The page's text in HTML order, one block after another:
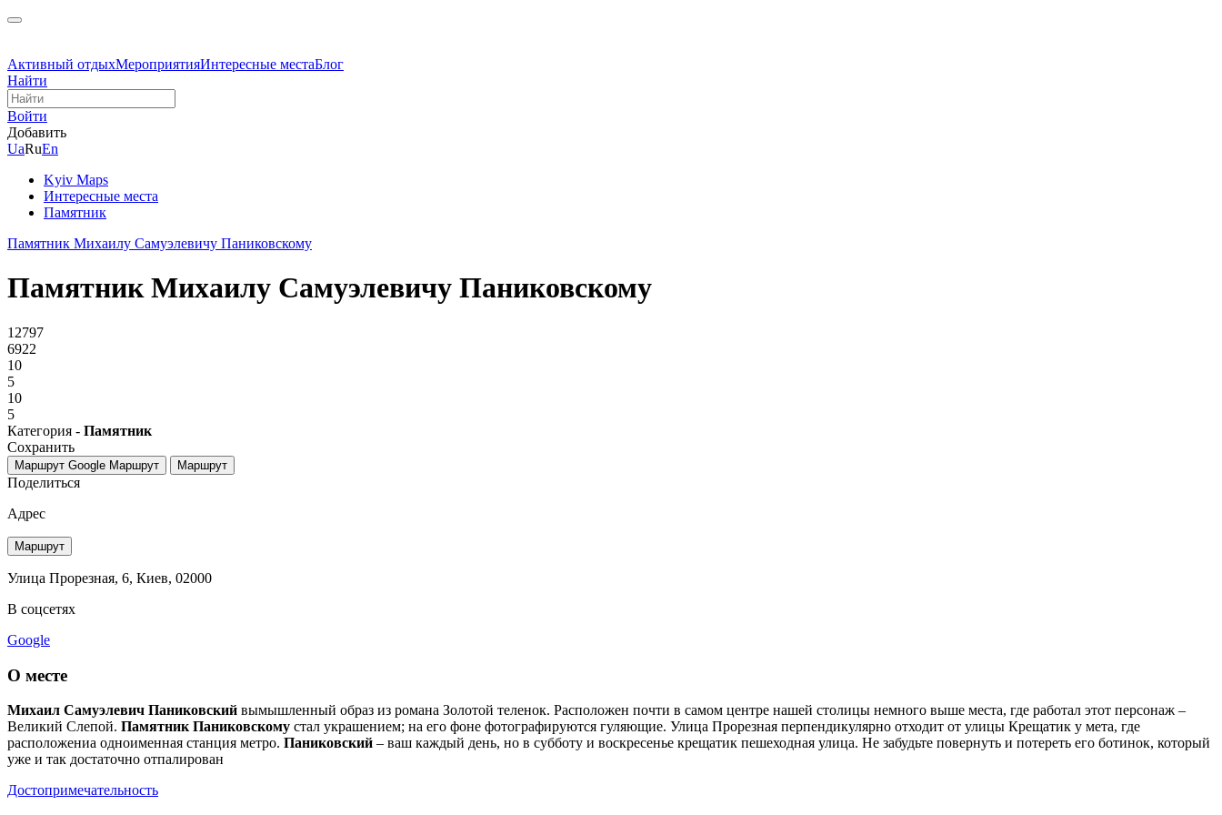
Активный отдыхМероприятияИнтересные местаБлог
Найти
Войти
Добавить
UaRuEn
Kyiv Maps
Интересные места
Памятник
Памятник Михаилу Самуэлевичу Паниковскому
Памятник Михаилу Самуэлевичу Паниковскому
12797
6922
10
5
10
5
Категория - Памятник
Сохранить
Маршрут Google Маршрут Маршрут
Поделиться
Адрес
Маршрут
Улица Прорезная, 6, Киев, 02000
В соцсетях
Google
О месте
Михаил Самуэлевич Паниковский вымышленный образ из романа Золотой теленок. Расположен почти в самом центре нашей столицы немного выше места, где работал этот персонаж –
Великий Слепой. Памятник Паниковскому стал украшением; на его фоне фотографируются гуляющие. Улица Прорезная перпендикулярно отходит от улицы Крещатик у мета, где
расположениа одноименная станция метро. Паниковский – ваш каждый день, но в субботу и воскресенье крещатик пешеходная улица. Не забудьте повернуть и потереть его ботинок, который
уже и так достаточно отпалирован
Достопримечательность